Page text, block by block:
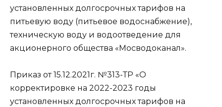
установленных долгосрочных тарифов на
питьевую воду (питьевое водоснабжение),
техническую воду и водоотведение для
акционерного общества «Мосводоканал».
Приказ от 15.12.2021г. №313-ТР «О
корректировке на 2022-2023 годы
установленных долгосрочных тарифов на